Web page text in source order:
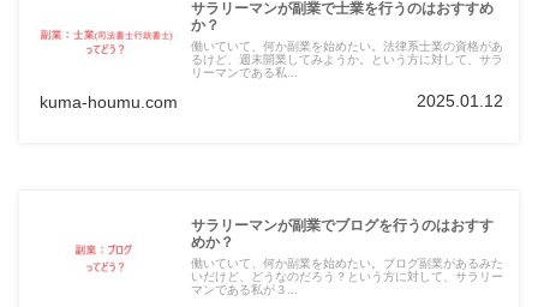
サラリーマンが副業で士業を行うのはおすすめ
か？
働いていて、何か副業を始めたい。法律系士業の資格があ
るけど、週末開業してみようか。という方に対して、サラ
リーマンである私...
kuma-houmu.com 2025.01.12
サラリーマンが副業でブログを行うのはおすす
めか？
働いていて、何か副業を始めたい。ブログ副業があるみた
いだけど、どうなのだろう？という方に対して、サラリー
マンである私が３...